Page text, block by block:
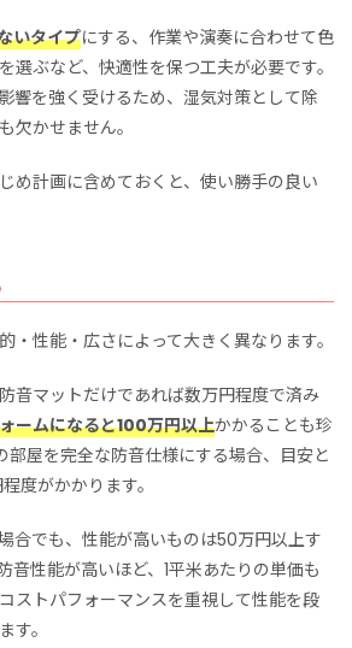
いタイプにする、作業や演奏に合わせて色
選ぶなど、快適性を保つ工夫が必要です。
響を強く受けるため、湿気対策として除
欠かせません。
め計画に含めておくと、使い勝手の良い
・性能・広さによって大きく異なります。
音マットだけであれば数万円程度で済み
ームになると100万円以上かかることも珍
部屋を完全な防音仕様にする場合、目安と
度がかかります。
合でも、性能が高いものは50万円以上す
音性能が高いほど、1平米あたりの単価も
ストパフォーマンスを重視して性能を段
す。